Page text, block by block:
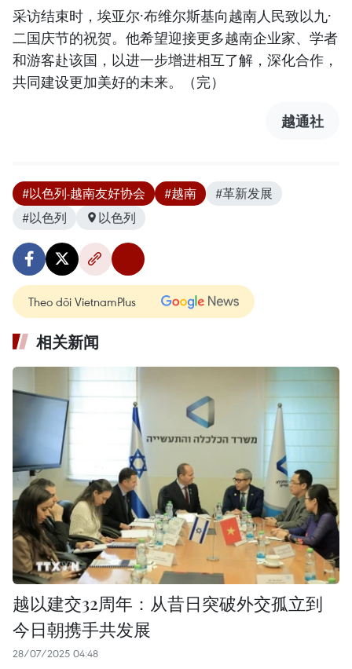
采访结束时，埃亚尔·布维尔斯基向越南人民致以九·
二国庆节的祝贺。他希望迎接更多越南企业家、学者
和游客赴该国，以进一步增进相互了解，深化合作，
共同建设更加美好的未来。（完）
越通社
#以色列-越南友好协会 #越南
#革新发展
#以色列
以色列
Theo dõi VietnamPlus
相关新闻
越以建交32周年：从昔日突破外交孤立到
今日朝携手共发展
28/07/2025 04:48